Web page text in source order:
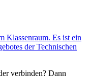
verbinden? Dann